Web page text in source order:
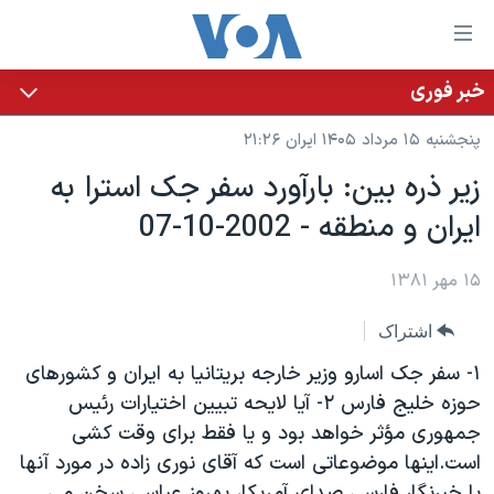
لینکهای
قابل
دسترسی
جهش
محتوای
اصلی
جهش
به
اصلی
جهش
به
جستجو
خانه
نسخه سبک وب‌سایت
موضوع ها
ایران
آمریکا
گزیده‌ها
ویژه برنامه‌ها
ویدیوها
برنامه های تلویزیونی
جدول برنامه ها
صفحه‌های ویژه
عملیات خشم حماسی
۲۵۰سالگی آمریکا
بایگانی برنامه‌های تلویزیونی
پخش رادیویی
یادگیری زبان انگلیسی
خبر فوری
پنجشنبه ۱۵ مرداد ۱۴۰۵ ایران ۲۱:۲۶
زير ذره بين: بارآورد سفر جک استرا به
ايران و منطقه - 2002-10-07
۱۵ مهر ۱۳۸۱
اشتراک
١- سفر جک اسارو وزير خارجه بريتانيا به ايران و کشورهای
حوزه خليج فارس ٢- آيا لايحه تبيين اختيارات رئيس
جمهوری مؤثر خواهد بود و يا فقط برای وقت کشی
است.اينها موضوعاتی است که آقای نوری زاده در مورد آنها